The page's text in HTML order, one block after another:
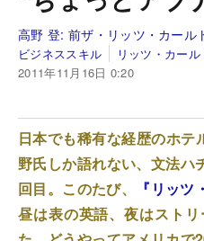
高野 登: 前ザ・リッツ・カール
ビジネススキル
リッツ・カー
2011年11月16日 0:20
日本でも稀有な経歴のホ
野氏しか語れない、文法ハ
回目。このたび、
『リッ
昼は表の英語、夜はスト